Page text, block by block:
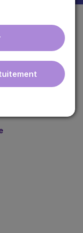
médicales